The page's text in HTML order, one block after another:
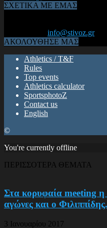
ΣΧΕΤΙΚΑ ΜΕ ΕΜΑΣ
info@stivoz.gr
ΑΚΟΛΟΥΘΗΣΕ ΜΑΣ
Athletics / T&F
Rules
Top events
Athletics calculator
SportsphotoZ
Contact us
English
©
You're currently offline
ΠΕΡΙΣΣΟΤΕΡΑ ΘΕΜΑΤΑ
Στα κορυφαία meeting η
αγώνες και ο
3 Ιανουαρίου 2017